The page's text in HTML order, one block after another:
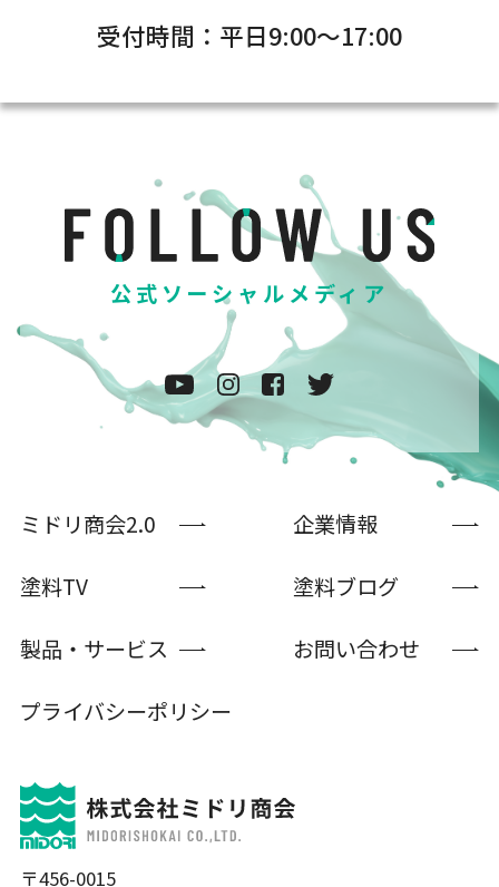
受付時間：平日9:00～17:00
公式ソーシャルメディア
〒456-0015
ミドリ商会2.0
企業情報
塗料TV
塗料ブログ
製品・サービス
お問い合わせ
プライバシーポリシー